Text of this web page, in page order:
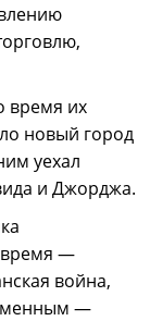
время их
новый город
уехал
и Джорджа.
время —
война,
—